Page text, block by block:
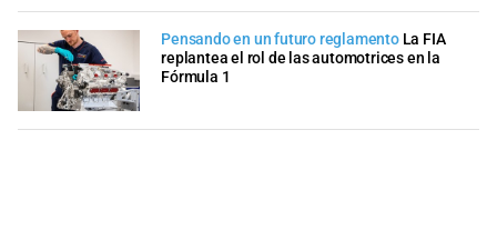
Pensando en un futuro reglamento La FIA
replantea el rol de las automotrices en la
Fórmula 1